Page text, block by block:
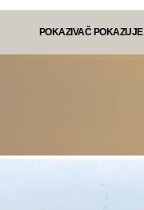
POKAZIVAČ POKAZUJE